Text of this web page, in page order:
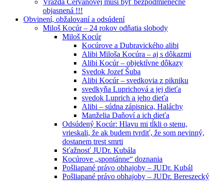
objasnená !!!
Obvinení, obžalovaní a odsúdení
Miloš Kocúr – 24 rokov odňatia slobody
Miloš Kocúr
Kocúrove a Dubravického alibi
Alibi Miloša Kocúra – aj s dôkazmi
Alibi Kocúr – objektívne dôkazy
Svedok Jozef Šuba
Alibi Kocúr – svedkovia z pikniku
svedkyňa Luprichová a jej dieťa
svedok Luprich a jeho dieťa
Alibi – súdna zápisnica, Haláchy
Manželia Daňoví a ich dieťa
Odsúdený Kocúr: Hlavu mi tĺkli o stenu,
vrieskali, že ak budem tvrdiť, že som nevinný,
dostanem trest smrti
Sťažnosť JUDr. Kubála
Kocúrove „spontánne“ doznania
Pošliapané právo obhajoby – JUDr. Kubál
Pošliapané právo obhajoby – JUDr. Bereszecký